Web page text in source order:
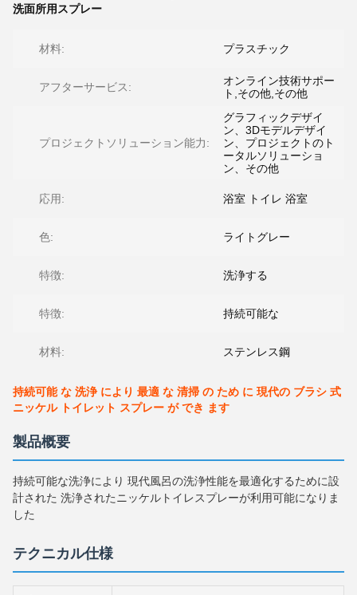
洗面所用スプレー
材料: プラスチック
アフターサービス:
オンライン技術サポー
ト,その他,その他
プロジェクトソリューション能力:
グラフィックデザイ
ン、3Dモデルデザイ
ン、プロジェクトのト
ータルソリューショ
ン、その他
応用: 浴室 トイレ 浴室
色: ライトグレー
特徴: 洗浄する
特徴: 持続可能な
材料: ステンレス鋼
持続可能 な 洗浄 により 最適 な 清掃 の ため に 現代の ブラシ 式
ニッケル トイレット スプレー が でき ます
製品概要
持続可能な洗浄により 現代風呂の洗浄性能を最適化するために設
計された 洗浄されたニッケルトイレスプレーが利用可能になりま
した
テクニカル仕様